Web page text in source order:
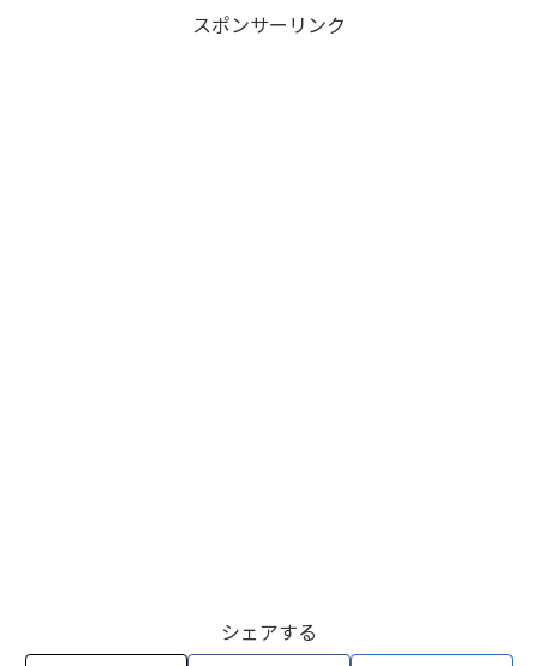
スポンサーリンク
シェアする